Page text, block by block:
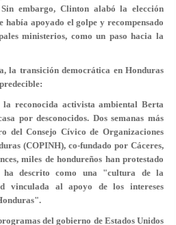
embargo, Clinton alabó la elección
apoyado el golpe y recompensado
ministerios, como un paso hacia la
la transición democrática en Honduras
reconocida activista ambiental Berta
por desconocidos. Dos semanas más
del Consejo Cívico de Organizaciones
(COPINH), co-fundado por Cáceres,
miles de hondureños han protestado
ha descrito como una "cultura de la
vinculada al apoyo de los intereses
del gobierno de Estados Unidos